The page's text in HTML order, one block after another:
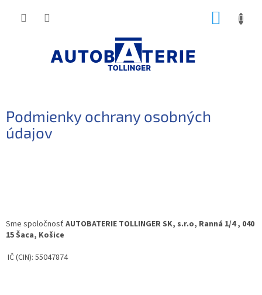
Podmienky ochrany osobných
údajov
Sme spoločnosť AUTOBATERIE TOLLINGER SK, s.r.o, Ranná 1/4 , 040
15 Šaca, Košice
IČ (CIN): 55047874